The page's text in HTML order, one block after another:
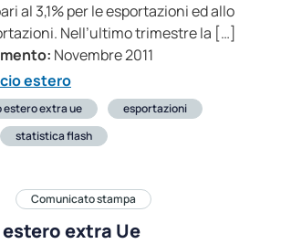
al 3,1% per le esportazioni ed allo
Nell’ultimo trimestre la […]
Novembre 2011
estero
extra ue
esportazioni
statistica flash
Comunicato stampa
extra Ue